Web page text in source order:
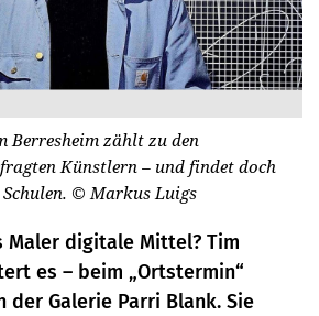
Berresheim zählt zu den
Künstlern – und findet doch
© Markus Luigs
Maler digitale Mittel? Tim
es – beim „Ortstermin“
der Galerie Parri Blank. Sie